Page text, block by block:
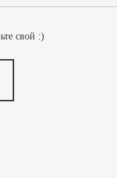
свой :)